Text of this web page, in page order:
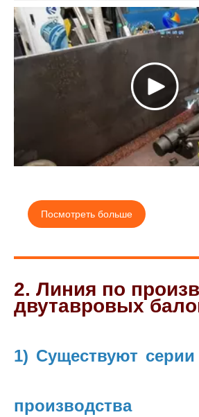
Посмотреть больше
2. Линия по
двутавровых
1) Существуют
производства